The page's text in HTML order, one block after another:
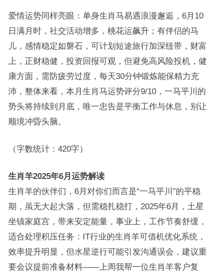
爱情运势同样亮眼：单身生肖马易遇浪漫邂逅，6月10
日满月时，社交活动增多，桃花运飙升；有伴侣的马
儿，感情稳定如磐石，可计划短途旅行加深纽带，财富
上，正财稳健，投资回报可观，但避免高风险投机，健
康方面，需防疲劳过度，每天30分钟锻炼能保精力充
沛，整体来看，本月生肖马运势评分9/10，一马平川的
势头将持续到月底，唯一忠告是平衡工作与休息，别让
顺境冲昏头脑。
（字数统计：420字）
生肖羊2025年6月运势解读
生肖羊的伙伴们，6月对你们而言是“一马平川”的平稳
期，虽无大起大落，但需稳扎稳打，2025年6月，土星
坐镇家庭宫，带来安定能量，事业上，工作节奏舒缓，
适合处理积压任务：IT行业的生肖羊可借机优化系统，
效率提升明显，但水星逆行可能引发沟通误会，建议重
要会议提前准备材料——上周我帮一位生肖羊客户复